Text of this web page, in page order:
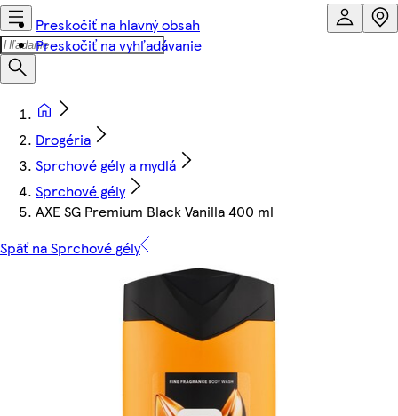
Preskočiť na hlavný obsah
Preskočiť na vyhľadávanie
Drogéria
Sprchové gély a mydlá
Sprchové gély
AXE SG Premium Black Vanilla 400 ml
Späť na Sprchové gély